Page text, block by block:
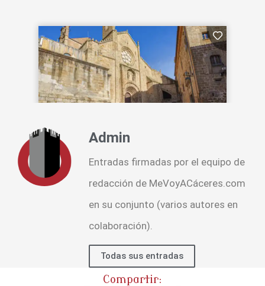
Admin
Entradas firmadas por el equipo de
redacción de MeVoyACáceres.com
en su conjunto (varios autores en
colaboración).
Todas sus entradas
Compartir: